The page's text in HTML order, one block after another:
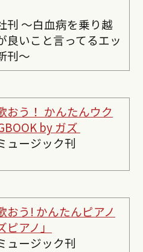
刊 〜白血病を乗り越
良いこと言ってるエッ
刊〜
おう！ かんたんウク
by ガズ
ュージック刊
おう! かんたんピアノ
アノ」
ュージック刊